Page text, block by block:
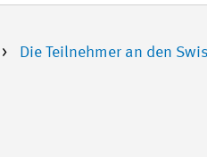
Die Teilnehmer an den